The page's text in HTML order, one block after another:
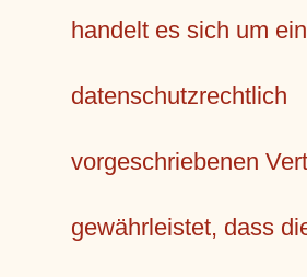
handelt es sich um
datenschutzrechtlich
vorgeschriebenen
gewährleistet, dass